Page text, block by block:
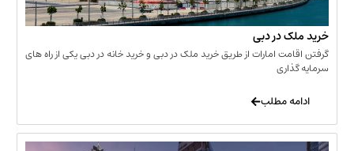
در دبی
امارات از طریق خرید ملک در دبی و خرید خانه در دبی یکی از راه های